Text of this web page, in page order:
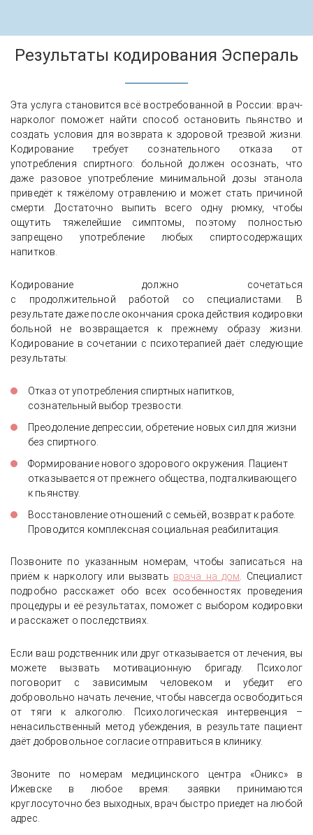
Результаты кодирования Эспераль
Эта услуга становится всё востребованной в России: врач-
нарколог поможет найти способ остановить пьянство и
создать условия для возврата к здоровой трезвой жизни.
Кодирование требует сознательного отказа от
употребления спиртного: больной должен осознать, что
даже разовое употребление минимальной дозы этанола
приведёт к тяжёлому отравлению и может стать причиной
смерти. Достаточно выпить всего одну рюмку, чтобы
ощутить тяжелейшие симптомы, поэтому полностью
запрещено употребление любых спиртосодержащих
напитков.
Кодирование должно сочетаться
с продолжительной работой со специалистами. В
результате даже после окончания срока действия кодировки
больной не возвращается к прежнему образу жизни.
Кодирование в сочетании с психотерапией даёт следующие
результаты:
Отказ от употребления спиртных напитков,
сознательный выбор трезвости.
Преодоление депрессии, обретение новых сил для жизни
без спиртного.
Формирование нового здорового окружения. Пациент
отказывается от прежнего общества, подталкивающего
к пьянству.
Восстановление отношений с семьёй, возврат к работе.
Проводится комплексная социальная реабилитация.
Позвоните по указанным номерам, чтобы записаться на
приём к наркологу или вызвать врача на дом . Специалист
подробно расскажет обо всех особенностях проведения
процедуры и её результатах, поможет с выбором кодировки
и расскажет о последствиях.
Если ваш родственник или друг отказывается от лечения, вы
можете вызвать мотивационную бригаду. Психолог
поговорит с зависимым человеком и убедит его
добровольно начать лечение, чтобы навсегда освободиться
от тяги к алкоголю. Психологическая интервенция –
ненасильственный метод убеждения, в результате пациент
даёт добровольное согласие отправиться в клинику.
Звоните по номерам медицинского центра «Оникс» в
Ижевске в любое время: заявки принимаются
круглосуточно без выходных, врач быстро приедет на любой
адрес.